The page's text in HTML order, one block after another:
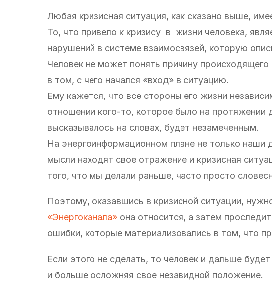
Любая кризисная ситуация, как сказано выше,
То, что привело к кризису в жизни человека,
нарушений в системе взаимосвязей, которую
Человек не может понять причину
в том, с чего начался «вход» в ситуацию.
Ему кажется, что все стороны его жизни
отношении кого-то, которое было на
высказывалось на словах, будет незамеченным.
На энергоинформационном плане не только наши
мысли находят свое отражение и кризисная
того, что мы делали раньше, часто просто
Поэтому, оказавшись в кризисной ситуации,
«Энергоканала» она относится, а затем
ошибки, которые материализовались в том, что
Если этого не сделать, то человек и дальше
и больше осложняя свое незавидной положение.